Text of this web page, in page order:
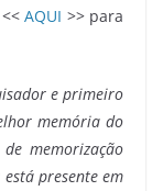
<<AQUI >> para
e primeiro
memória do
memorização
presente em